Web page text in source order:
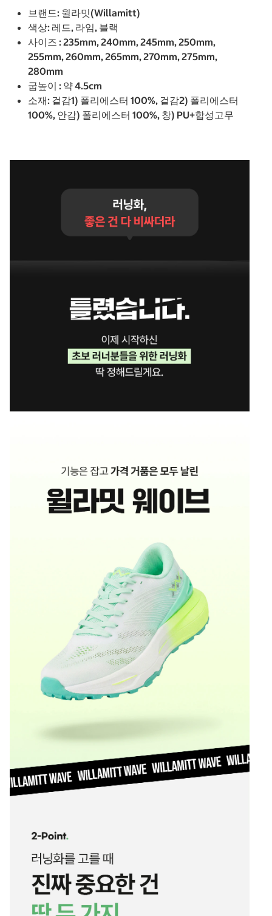
브랜드: 윌라밋(Willamitt)
색상: 레드, 라임, 블랙
사이즈 : 235mm, 240mm, 245mm, 250mm,
255mm, 260mm, 265mm, 270mm, 275mm,
280mm
굽높이 : 약 4.5cm
소재: 겉감1) 폴리에스터 100%, 겉감2) 폴리에스터
100%, 안감) 폴리에스터 100%, 창) PU+합성고무